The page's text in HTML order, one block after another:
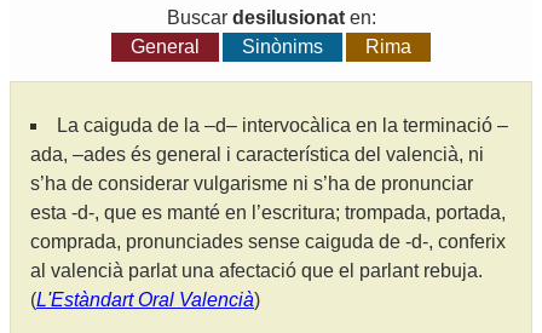
Buscar desilusionaten:
General
Sinònims Rima
La caiguda de la –d– intervocàlica en la terminació –
ada, –ades és general i característica del valencià, ni
s’ha de considerar vulgarisme ni s’ha de pronunciar
esta -d-, que es manté en l’escritura; trompada, portada,
comprada, pronunciades sense caiguda de -d-, conferix
al valencià parlat una afectació que el parlant rebuja.
(L'Estàndart Oral Valencià)